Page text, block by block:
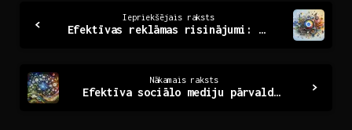
Reading
Iepriekšējais raksts
Efektīvas reklāmas risinājumi: Google Ads aģentūras loma
Nākamais raksts
Efektīva sociālo mediju pārvaldība: vadlīnijas un padomi